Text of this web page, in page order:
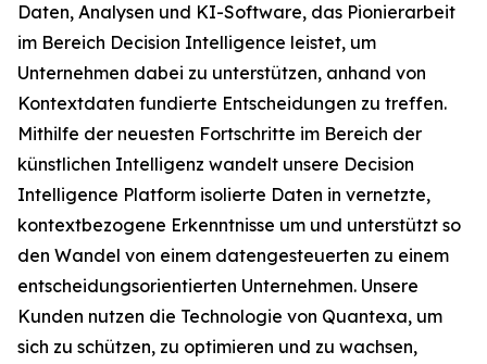
Daten, Analysen und KI-Software, das Pionierarbeit
im Bereich Decision Intelligence leistet, um
Unternehmen dabei zu unterstützen, anhand von
Kontextdaten fundierte Entscheidungen zu treffen.
Mithilfe der neuesten Fortschritte im Bereich der
künstlichen Intelligenz wandelt unsere Decision
Intelligence Platform isolierte Daten in vernetzte,
kontextbezogene Erkenntnisse um und unterstützt so
den Wandel von einem datengesteuerten zu einem
entscheidungsorientierten Unternehmen. Unsere
Kunden nutzen die Technologie von Quantexa, um
sich zu schützen, zu optimieren und zu wachsen,